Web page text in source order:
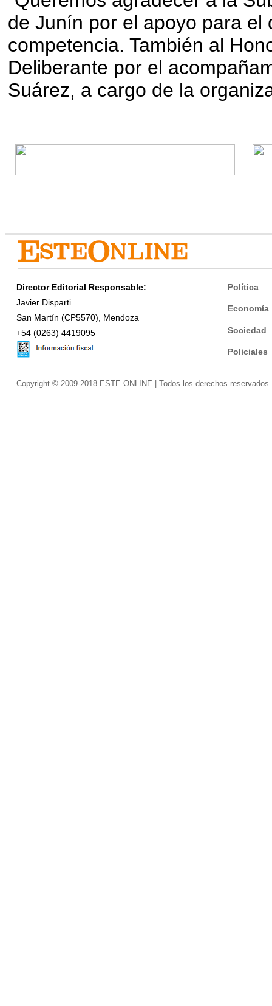
de Junín por el apoyo para el
competencia. También al
Deliberante por el
Suárez, a cargo de la
Director Editorial Responsable:
Política
Javier Disparti
Economía
San Martín (CP5570), Mendoza
Sociedad
+54 (0263) 4419095
Policiales
Copyright © 2009-2018 ESTE ONLINE | Todos los derechos reservados.